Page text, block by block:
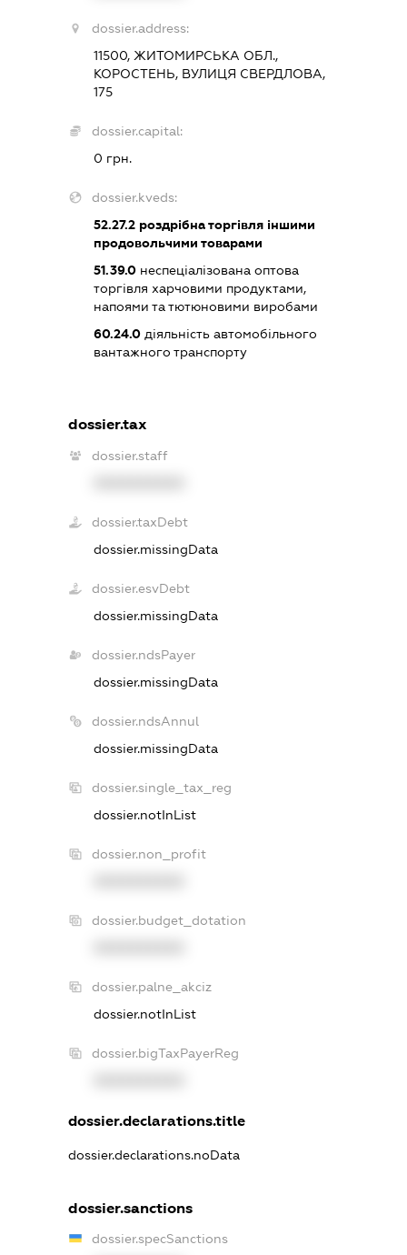
dossier.address:
11500, ЖИТОМИРСЬКА ОБЛ.,
КОРОСТЕНЬ, ВУЛИЦЯ СВЕРДЛОВА,
175
dossier.capital:
0 грн.
dossier.kveds:
52.27.2 роздрібна торгівля іншими
продовольчими товарами
51.39.0 неспеціалізована оптова
торгівля харчовими продуктами,
напоями та тютюновими виробами
60.24.0 діяльність автомобільного
вантажного транспорту
dossier.tax
dossier.staff
dossier.taxDebt
dossier.missingData
dossier.esvDebt
dossier.missingData
dossier.ndsPayer
dossier.missingData
dossier.ndsAnnul
dossier.missingData
dossier.single_tax_reg
dossier.notInList
dossier.non_profit
dossier.budget_dotation
dossier.palne_akciz
dossier.notInList
dossier.bigTaxPayerReg
dossier.declarations.title
dossier.declarations.noData
dossier.sanctions
dossier.specSanctions